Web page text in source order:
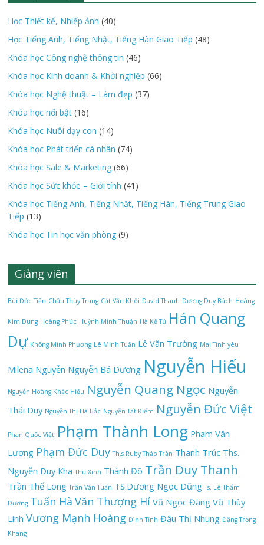
Học Thiết kế, Nhiếp ảnh (40)
Học Tiếng Anh, Tiếng Nhật, Tiếng Hàn Giao Tiếp (48)
Khóa học Công nghệ thông tin (46)
Khóa học Kinh doanh & Khởi nghiệp (66)
Khóa học Nghệ thuật – Làm đẹp (37)
Khóa học nổi bật (16)
Khóa học Nuôi dạy con (14)
Khóa học Phát triển cá nhân (74)
Khóa học Sale & Marketing (66)
Khóa học Sức khỏe – Giới tính (41)
Khóa học Tiếng Anh, Tiếng Nhật, Tiếng Hàn, Tiếng Trung Giao
Tiếp (13)
Khóa học Tin học văn phòng (9)
Giảng viên
Bùi Đức Tiến Châu Thùy Trang Cát Văn Khôi David Thanh Dương Duy Bách Hoàng
Kim Dung Hoàng Phúc Huỳnh Minh Thuận Hà Kế Tú Hán Quang
Dự Khổng Minh Phương Lê Minh Tuấn Lê Văn Trường Mai Tình yêu
Milena Nguyễn Nguyễn Bá Dương Nguyễn Hiếu
Nguyễn Hoàng Khắc Hiếu Nguyễn Quang Ngọc Nguyễn
Thái Duy Nguyễn Thị Hà Bắc Nguyễn Tất Kiểm Nguyễn Đức Việt
Phan Quốc Việt Phạm Thành Long Phạm Văn
Lương Phạm Đức Duy Th.s Ruby Thảo Trần Thanh Trúc Ths.
Nguyễn Duy Kha Thu Xinh Thành Đô Trần Duy Thanh
Trần Thế Long Trần Văn Tuấn TS.Dương Ngọc Dũng Ts. Lê Thẩm
Dương Tuấn Hà Văn Thượng Hỉ Vũ Ngọc Đăng Vũ Thùy
Linh Vương Mạnh Hoàng Đình Tỉnh Đậu Thị Nhung Đặng Trọng
Khang